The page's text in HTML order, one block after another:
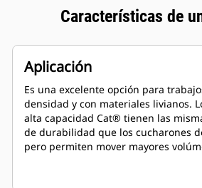
Características de
Aplicación
Es una excelente opción para
densidad y con materiales livianos.
alta capacidad Cat® tienen las
de durabilidad que los cucharones
pero permiten mover mayores